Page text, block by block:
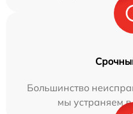
Большинство
мы устраняем в